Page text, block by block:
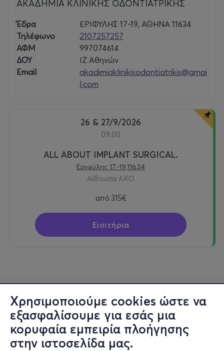
Χρησιμοποιούμε cookies ώστε να
εξασφαλίσουμε για εσάς μια
κορυφαία εμπειρία πλοήγησης
στην ιστοσελίδα μας.
ΑΚΑΔΗΜΙΑ ΚΛΙΝΙΚΗΣ ΟΔΟΝΤΙΑΤΡΙΚΗΣ
Έδρα
ΕΡΙΦΥΛΗΣ 17-19, ΑΘΗΝΑ 11634
Τηλέφωνο
2107257257
ΑΦΜ
997074614
ΔΟΥ
ΙΖ Αθηνών
Email
akadimiaklinikisodontiatrikis@gmai
l.com
26 & 27/9/2026
09:00
ALL ABOUT IMPLANT SURGICAL.
Εριφύλης 17-19,11634
Αίθουσα ΑΚΟ
από 315€
Εισιτήρια